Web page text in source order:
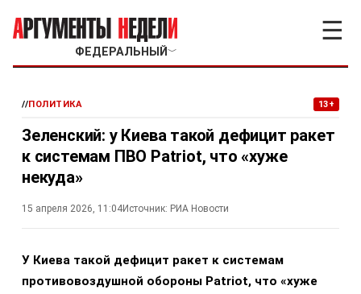
ФЕДЕРАЛЬНЫЙ ﹀
☰
//ПОЛИТИКА 13+
Зеленский: у Киева такой дефицит ракет
к системам ПВО Patriot, что «хуже
некуда»
15 апреля 2026, 11:04Источник: РИА Новости
У Киева такой дефицит ракет к системам
противовоздушной обороны Patriot, что «хуже